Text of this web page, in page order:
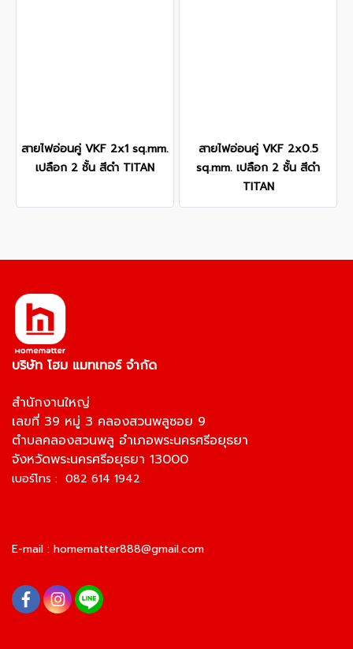
สายไฟอ่อนคู่ VKF 2x1 sq.mm.
เปลือก 2 ชั้น สีดำ TITAN
สายไฟอ่อนคู่ VKF 2x0.5
sq.mm. เปลือก 2 ชั้น สีดำ
TITAN
บริษัท โฮม แมทเทอร์ จำกัด
สำนักงานใหญ่
เลขที่ 39 หมู่ 3 คลองสวนพลูซอย 9
ตำบลคลองสวนพลู อำเภอพระนครศรีอยุธยา
จังหวัดพระนครศรีอยุธยา 13000
เบอร์โทร : 082 614 1942
E-mail : homematter888@gmail.com